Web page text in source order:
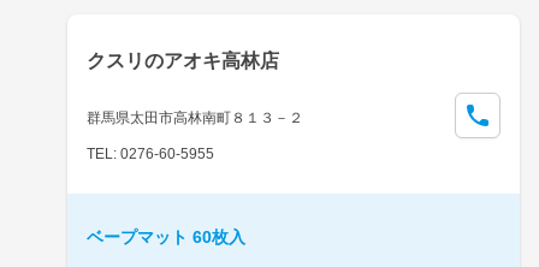
クスリのアオキ高林店
群馬県太田市高林南町８１３－２
TEL: 0276-60-5955
ベープマット 60枚入